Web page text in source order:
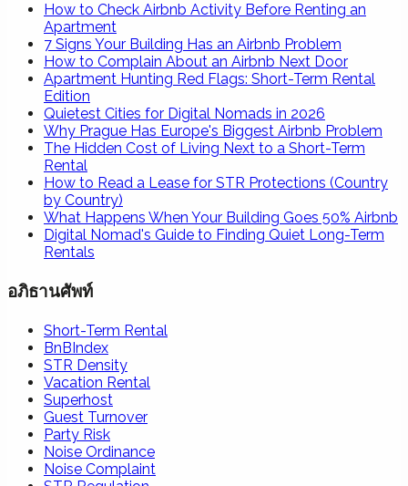
How to Check Airbnb Activity Before Renting an
Apartment
7 Signs Your Building Has an Airbnb Problem
How to Complain About an Airbnb Next Door
Apartment Hunting Red Flags: Short-Term Rental
Edition
Quietest Cities for Digital Nomads in 2026
Why Prague Has Europe's Biggest Airbnb Problem
The Hidden Cost of Living Next to a Short-Term
Rental
How to Read a Lease for STR Protections (Country
by Country)
What Happens When Your Building Goes 50% Airbnb
Digital Nomad's Guide to Finding Quiet Long-Term
Rentals
อภิธานศัพท์
Short-Term Rental
BnBIndex
STR Density
Vacation Rental
Superhost
Guest Turnover
Party Risk
Noise Ordinance
Noise Complaint